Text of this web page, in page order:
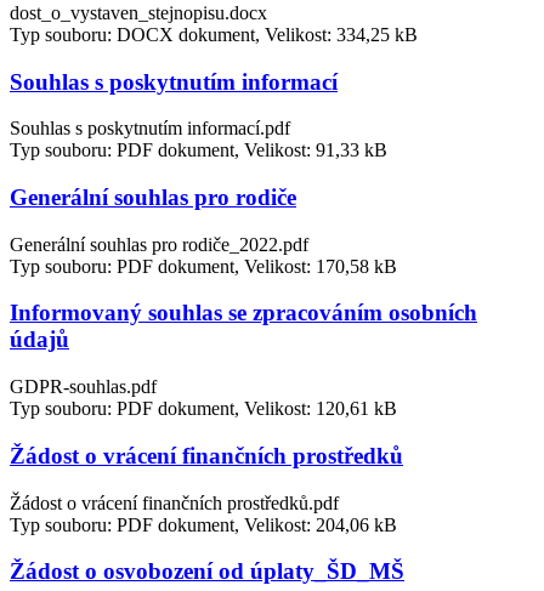
dost_o_vystaven_stejnopisu.docx
Typ souboru: DOCX dokument, Velikost: 334,25 kB
Souhlas s poskytnutím informací
Souhlas s poskytnutím informací.pdf
Typ souboru: PDF dokument, Velikost: 91,33 kB
Generální souhlas pro rodiče
Generální souhlas pro rodiče_2022.pdf
Typ souboru: PDF dokument, Velikost: 170,58 kB
Informovaný souhlas se zpracováním osobních
údajů
GDPR-souhlas.pdf
Typ souboru: PDF dokument, Velikost: 120,61 kB
Žádost o vrácení finančních prostředků
Žádost o vrácení finančních prostředků.pdf
Typ souboru: PDF dokument, Velikost: 204,06 kB
Žádost o osvobození od úplaty_ŠD_MŠ